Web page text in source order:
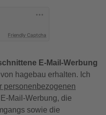
Friendly Captcha
E-Mail-Werbung
hagebau erhalten. Ich
personenbezogenen
Mail-Werbung, die
sowie die